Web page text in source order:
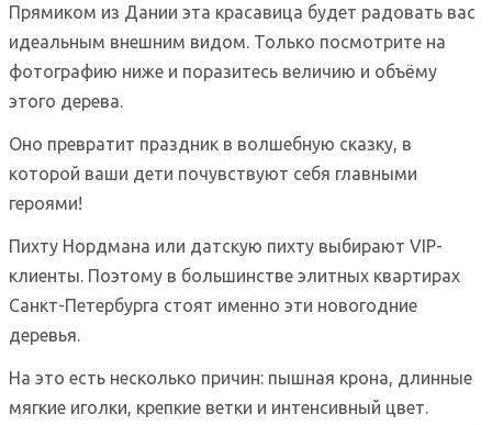
Прямиком из Дании эта красавица будет радовать вас
идеальным внешним видом. Только посмотрите на
фотографию ниже и поразитесь величию и объёму
этого дерева.
Оно превратит праздник в волшебную сказку, в
которой ваши дети почувствуют себя главными
героями!
Пихту Нордмана или датскую пихту выбирают VIP-
клиенты. Поэтому в большинстве элитных квартирах
Санкт-Петербурга стоят именно эти новогодние
деревья.
На это есть несколько причин: пышная крона, длинные
мягкие иголки, крепкие ветки и интенсивный цвет.